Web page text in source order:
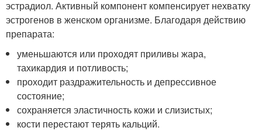
эстрадиол. Активный компонент компенсирует нехватку
эстрогенов в женском организме. Благодаря действию
препарата:
уменьшаются или проходят приливы жара,
тахикардия и потливость;
проходит раздражительность и депрессивное
состояние;
сохраняется эластичность кожи и слизистых;
кости перестают терять кальций.